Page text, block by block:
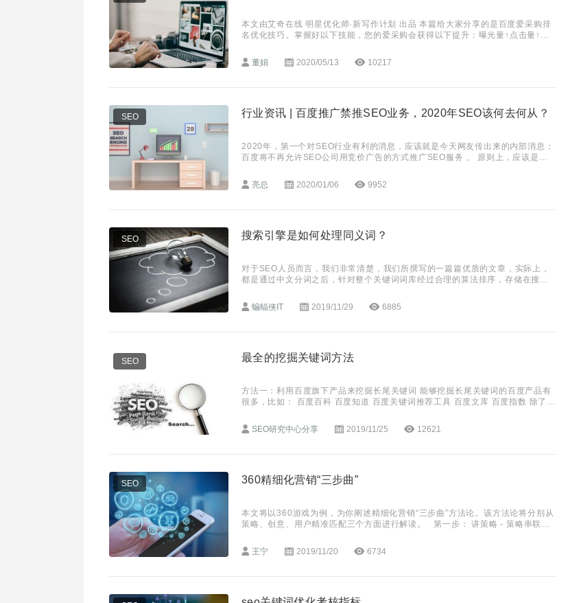
本文由艾奇在线 明星优化师·新写作计划 出品 本篇给大家分享的是百度爱采购排
名优化技巧。掌握好以下技能，您的爱采购会获得以下提升：曝光量↑点击量↑询
董娟
2020/05/13 10217
SEO 行业资讯 | 百度推广禁推SEO业务，2020年SEO该何去何从？
2020年，第一个对SEO行业有利的消息，应该就是今天网友传出来的内部消息：
百度将不再允许SEO公司用竞价广告的方式推广SEO服务 。 原则上，应该是不
亮总
2020/01/06 9952
SEO 搜索引擎是如何处理同义词？
对于SEO人员而言，我们非常清楚，我们所撰写的一篇篇优质的文章，实际上，
都是通过中文分词之后，针对整个关键词词库经过合理的算法排序，存储在搜索
蝙蝠侠IT
2019/11/29 6885
SEO 最全的挖掘关键词方法
方法一：利用百度旗下产品来挖掘长尾关键词 能够挖掘长尾关键词的百度产品有
很多，比如： 百度百科 百度知道 百度关键词推荐工具 百度文库 百度指数 除了上
SEO研究中心分享
2019/11/25 12621
SEO 360精细化营销“三步曲”
本文将以360游戏为例，为你阐述精细化营销“三步曲”方法论。该方法论将分别从
策略、创意、用户精准匹配三个方面进行解读。 第一步： 讲策略 - 策略串联，
王宁
2019/11/20 6734